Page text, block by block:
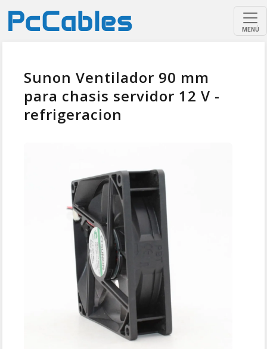
MENÚ
Sunon Ventilador 90 mm
para chasis servidor 12 V -
refrigeracion